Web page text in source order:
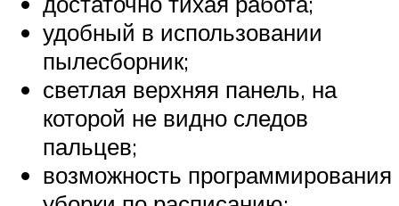
удобный в использовании
пылесборник;
светлая верхняя панель, на
которой не видно следов
пальцев;
возможность программирования